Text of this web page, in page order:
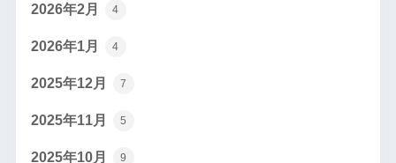
2026年2月 4
2026年1月 4
2025年12月 7
2025年11月 5
2025年10月 9